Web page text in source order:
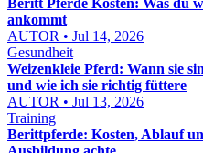
Beritt Pferde Kosten: Was du
ankommt
AUTOR • Jul 14, 2026
Gesundheit
Weizenkleie Pferd: Wann sie
und wie ich sie richtig füttere
AUTOR • Jul 13, 2026
Training
Berittpferde: Kosten, Ablauf